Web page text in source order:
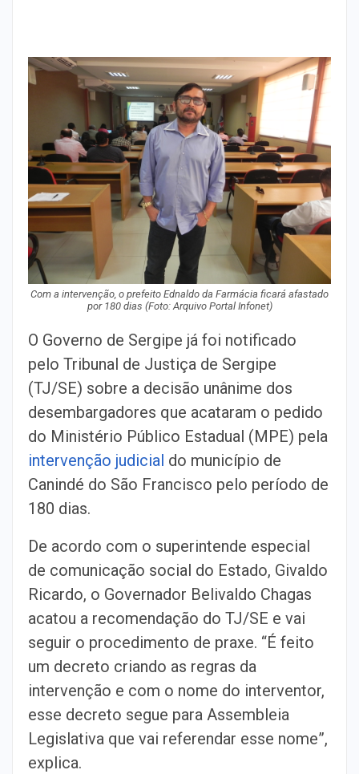
Com a intervenção, o prefeito Ednaldo da Farmácia ficará afastado
por 180 dias (Foto: Arquivo Portal Infonet)
O Governo de Sergipe já foi notificado
pelo Tribunal de Justiça de Sergipe
(TJ/SE) sobre a decisão unânime dos
desembargadores que acataram o pedido
do Ministério Público Estadual (MPE) pela
intervenção judicial do município de
Canindé do São Francisco pelo período de
180 dias.
De acordo com o superintende especial
de comunicação social do Estado, Givaldo
Ricardo, o Governador Belivaldo Chagas
acatou a recomendação do TJ/SE e vai
seguir o procedimento de praxe. “É feito
um decreto criando as regras da
intervenção e com o nome do interventor,
esse decreto segue para Assembleia
Legislativa que vai referendar esse nome”,
explica.